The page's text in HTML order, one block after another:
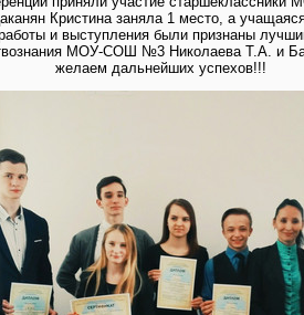
Кристина заняла 1 место, а
и выступления были признаны
МОУ-СОШ №3 Николаева Т.А. и
желаем дальнейших успехов!!!